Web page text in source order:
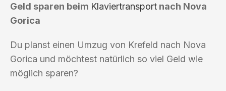
Geld sparen beim Klaviertransport nach Nova
Gorica
Du planst einen Umzug von Krefeld nach Nova
Gorica und möchtest natürlich so viel Geld wie
möglich sparen?